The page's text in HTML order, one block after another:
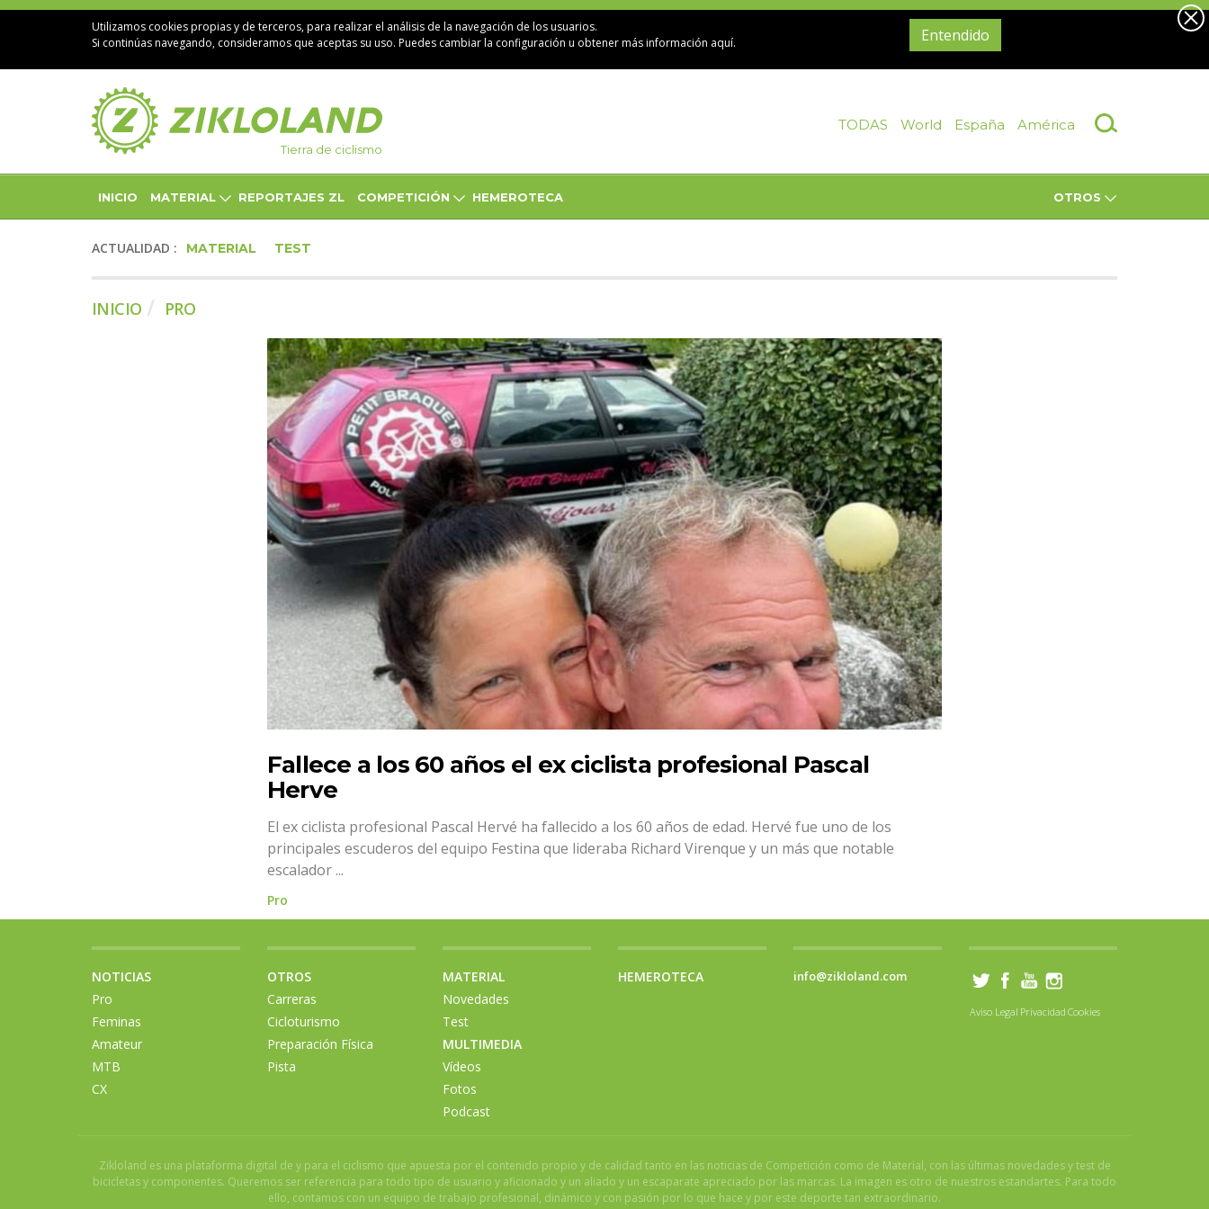
Utilizamos cookies propias y de terceros, para realizar el análisis de la navegación de los usuarios.
Si continúas navegando, consideramos que aceptas su uso. Puedes cambiar la configuración u obtenermás información aquí. Entendido
Tierra de ciclismo
TODAS World España América
INICIO MATERIAL REPORTAJES ZL COMPETICIÓN HEMEROTECA OTROS
ACTUALIDAD : MATERIAL TEST
INICIO PRO
Fallece a los 60 años el ex ciclista profesional Pascal
Herve
El ex ciclista profesional Pascal Hervé ha fallecido a los 60 años de edad. Hervé fue uno de los
principales escuderos del equipo Festina que lideraba Richard Virenque y un más que notable
escalador ...
Pro
NOTICIAS
Pro
Feminas
Amateur
MTB
CX
OTROS
Carreras
Cicloturismo
Preparación Física
Pista
MATERIAL
Novedades
Test
MULTIMEDIA
Vídeos
Fotos
Podcast
HEMEROTECA info@zikloland.com
Aviso Legal Privacidad Cookies
Zikloland es una plataforma digital de y para el ciclismo que apuesta por el contenido propio y de calidad tanto en las noticias de Competición como de Material, con las últimas novedades y test de
bicicletas y componentes. Queremos ser referencia para todo tipo de usuario y aficionado y un aliado y un escaparate apreciado por las marcas. La imagen es otro de nuestros estandartes. Para todo
ello, contamos con un equipo de trabajo profesional, dinámico y con pasión por lo que hace y por este deporte tan extraordinario.